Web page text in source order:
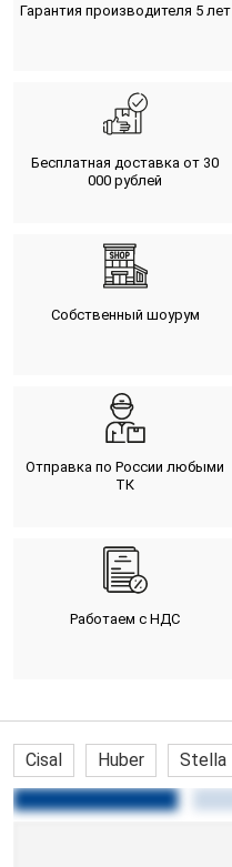
Гарантия производителя 5 лет
Бесплатная доставка от 30
000 рублей
Собственный шоурум
Отправка по России любыми
ТК
Работаем с НДС
Cisal Huber Stella